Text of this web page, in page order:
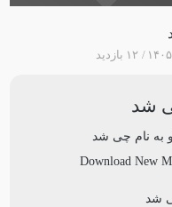
۱۲ بازدید
شد
به نام چی شد
Download New